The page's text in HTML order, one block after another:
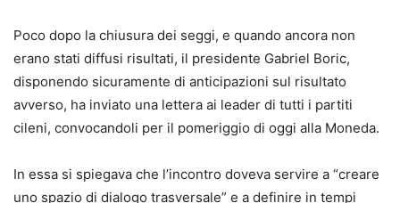
Poco dopo la chiusura dei seggi, e quando ancora non
erano stati diffusi risultati, il presidente Gabriel Boric,
disponendo sicuramente di anticipazioni sul risultato
avverso, ha inviato una lettera ai leader di tutti i partiti
cileni, convocandoli per il pomeriggio di oggi alla Moneda.
In essa si spiegava che l’incontro doveva servire a “creare
uno spazio di dialogo trasversale” e a definire in tempi